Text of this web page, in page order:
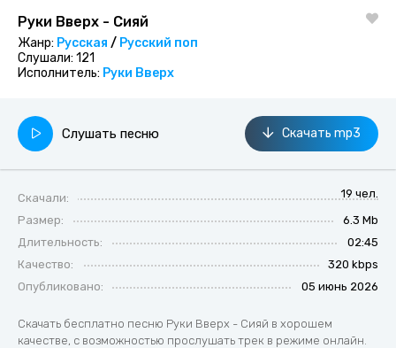
Руки Вверх - Сияй
Жанр: Русская / Русский поп
Слушали: 121
Исполнитель: Руки Вверх
Слушать песню Скачать mp3
Скачали:
19 чел.
Размер:
6.3 Mb
Длительность:
02:45
Качество:
320 kbps
Опубликовано:
05 июнь 2026
Скачать бесплатно песню Руки Вверх - Сияй в хорошем
качестве, с возможностью прослушать трек в режиме онлайн.